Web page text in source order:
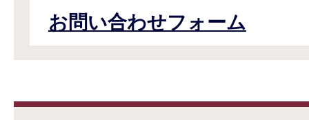
お問い合わせフォーム